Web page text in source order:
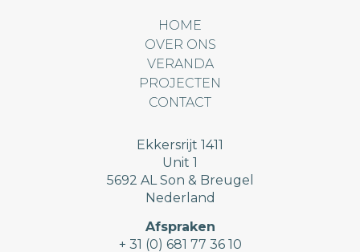
HOME
OVER ONS
VERANDA
PROJECTEN
CONTACT
Ekkersrijt 1411
Unit 1
5692 AL Son & Breugel
Nederland
Afspraken
+ 31 (0) 681 77 36 10